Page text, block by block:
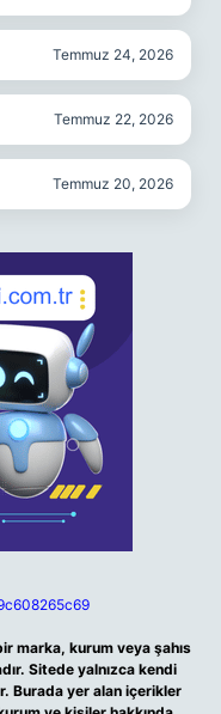
Temmuz 24, 2026
Temmuz 22, 2026
Temmuz 20, 2026
marka, kurum veya şahıs
Sitede yalnızca kendi
Burada yer alan içerikler